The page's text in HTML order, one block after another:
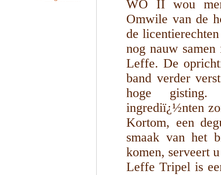
WO II wou
Omwile van de
de
nog nauw
Leffe. De
band verder
hoge gisting.
ingrediï¿½nten
Kortom, een
smaak van het
komen, serveert
Leffe Tripel is